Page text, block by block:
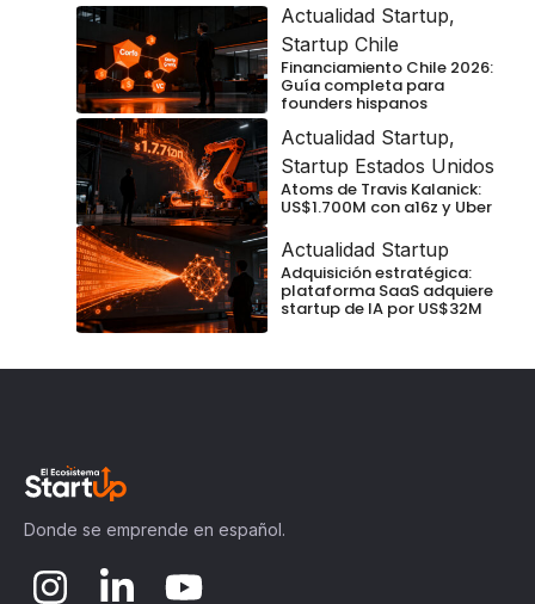
Actualidad Startup,
Startup Chile
Financiamiento Chile 2026:
Guía completa para
founders hispanos
Actualidad Startup,
Startup Estados Unidos
Atoms de Travis Kalanick:
US$1.700M con a16z y Uber
Actualidad Startup
Adquisición estratégica:
plataforma SaaS adquiere
startup de IA por US$32M
Donde se emprende en español.